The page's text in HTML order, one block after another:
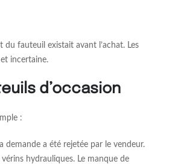
du fauteuil existait avant l’achat. Les
incertaine.
d’occasion
:
a été rejetée par le vendeur.
hydrauliques. Le manque de